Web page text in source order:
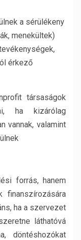
a sérülékeny
menekültek)
érkező
társaságok
ha kizárólag
vannak, valamint
forrás, hanem
finanszírozására
ha a szervezet
láthatóvá
döntéshozókat